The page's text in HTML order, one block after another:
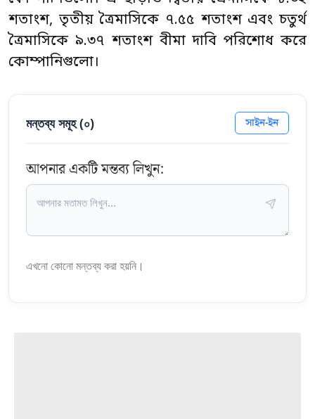
শতাংশ, তৃতীয় ত্রৈমাসিকে ৭.৫৫ শতাংশ এবং চতুর্থ
ত্রৈমাসিকে ৯.৩৭ শতাংশ বীমা দাবি পরিশোধ করে
কোম্পানিগুলো।
মন্তব্য সমূহ (০) সাইন-ইন
আপনার একটি মন্তব্য লিখুন:
এখনো কোনো মন্তব্য করা হয়নি।